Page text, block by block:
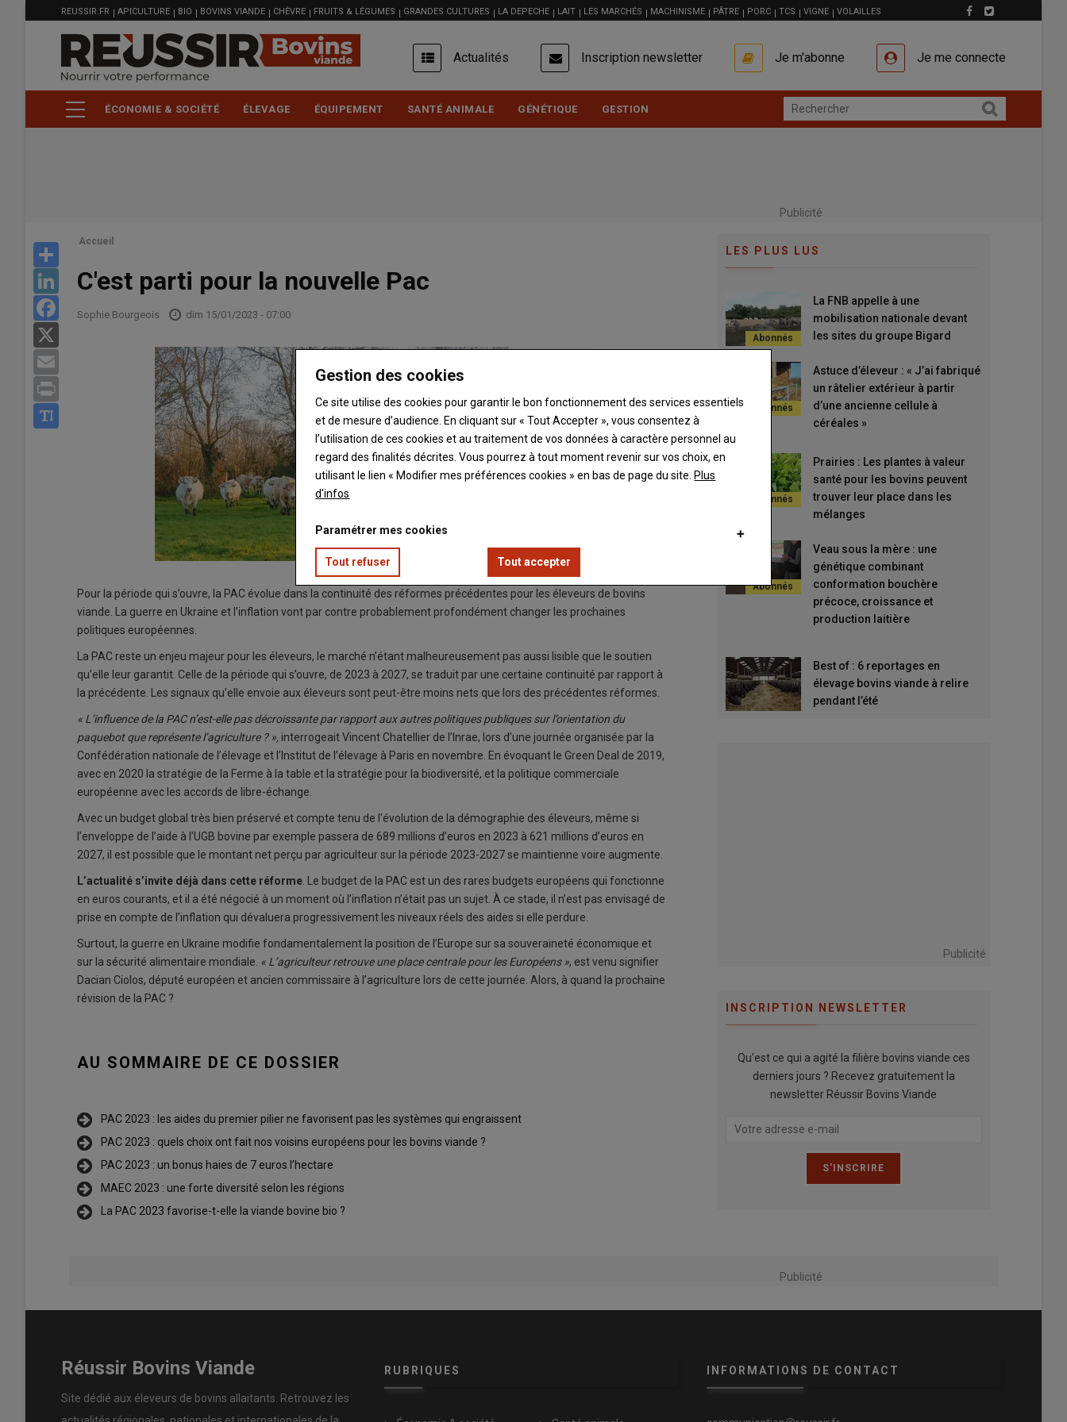
MENU
FILIÈRE
REUSSIR.FR APICULTURE BIO BOVINS VIANDE CHÈVRE FRUITS & LÉGUMES GRANDES CULTURES LA DEPECHE LAIT LES MARCHÉS MACHINISME PÂTRE PORC TCS VIGNE VOLAILLES
USER
ACCOUNT
MENU
Actualités Inscription newsletter Je m'abonne Je me connecte
ÉCONOMIE & SOCIÉTÉ ÉLEVAGE ÉQUIPEMENT SANTÉ ANIMALE GÉNÉTIQUE GESTION
Publicité
LinkedIn
Facebook
Accueil
C'est parti pour la nouvelle Pac
Sophie Bourgeois dim 15/01/2023 - 07:00
Pour la période qui s’ouvre, la PAC évolue dans la continuité des réformes précédentes pour les éleveurs de bovins
viande. La guerre en Ukraine et l’inflation vont par contre probablement profondément changer les prochaines
politiques européennes.
La PAC reste un enjeu majeur pour les éleveurs, le marché n’étant malheureusement pas aussi lisible que le soutien
qu’elle leur garantit. Celle de la période qui s’ouvre, de 2023 à 2027, se traduit par une certaine continuité par rapport à
la précédente. Les signaux qu’elle envoie aux éleveurs sont peut-être moins nets que lors des précédentes réformes.
« L’influence de la PAC n’est-elle pas décroissante par rapport aux autres politiques publiques sur l’orientation du
paquebot que représente l’agriculture ? », interrogeait Vincent Chatellier de l’Inrae, lors d’une journée organisée par la
Confédération nationale de l’élevage et l’Institut de l’élevage à Paris en novembre. En évoquant le Green Deal de 2019,
avec en 2020 la stratégie de la Ferme à la table et la stratégie pour la biodiversité, et la politique commerciale
européenne avec les accords de libre-échange.
Avec un budget global très bien préservé et compte tenu de l’évolution de la démographie des éleveurs, même si
l’enveloppe de l’aide à l’UGB bovine par exemple passera de 689 millions d’euros en 2023 à 621 millions d’euros en
2027, il est possible que le montant net perçu par agriculteur sur la période 2023-2027 se maintienne voire augmente.
L’actualité s’invite déjà dans cette réforme . Le budget de la PAC est un des rares budgets européens qui fonctionne
en euros courants, et il a été négocié à un moment où l’inflation n’était pas un sujet. À ce stade, il n’est pas envisagé de
prise en compte de l’inflation qui dévaluera progressivement les niveaux réels des aides si elle perdure.
Surtout, la guerre en Ukraine modifie fondamentalement la position de l’Europe sur sa souveraineté économique et
sur la sécurité alimentaire mondiale. « L’agriculteur retrouve une place centrale pour les Européens », est venu signifier
Dacian Ciolos, député européen et ancien commissaire à l’agriculture lors de cette journée. Alors, à quand la prochaine
révision de la PAC ?
AU SOMMAIRE DE CE DOSSIER
PAC 2023 : les aides du premier pilier ne favorisent pas les systèmes qui engraissent
PAC 2023 : quels choix ont fait nos voisins européens pour les bovins viande ?
PAC 2023 : un bonus haies de 7 euros l’hectare
MAEC 2023 : une forte diversité selon les régions
La PAC 2023 favorise-t-elle la viande bovine bio ?
LES PLUS LUS
La FNB appelle à une
mobilisation nationale devant
les sites du groupe Bigard
Astuce d’éleveur : « J’ai fabriqué
un râtelier extérieur à partir
d’une ancienne cellule à
céréales »
Prairies : Les plantes à valeur
santé pour les bovins peuvent
trouver leur place dans les
mélanges
Veau sous la mère : une
génétique combinant
conformation bouchère
précoce, croissance et
production laitière
Best of : 6 reportages en
élevage bovins viande à relire
pendant l’été
Publicité
INSCRIPTION NEWSLETTER
Qu’est ce qui a agité la filière bovins viande ces
derniers jours ? Recevez gratuitement la
newsletter Réussir Bovins Viande
Publicité
Réussir Bovins Viande
Site dédié aux éleveurs de bovins allaitants. Retrouvez les
RUBRIQUES INFORMATIONS DE CONTACT
Gestion des cookies
Ce site utilise des cookies pour garantir le bon fonctionnement des services essentiels
et de mesure d’audience. En cliquant sur « Tout Accepter », vous consentez à
l’utilisation de ces cookies et au traitement de vos données à caractère personnel au
regard des finalités décrites. Vous pourrez à tout moment revenir sur vos choix, en
utilisant le lien « Modifier mes préférences cookies » en bas de page du site. Plus
d'infos
Paramétrer mes cookies
Tout refuser Tout accepter